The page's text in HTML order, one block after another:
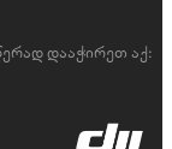
დააჭირეთ აქ: